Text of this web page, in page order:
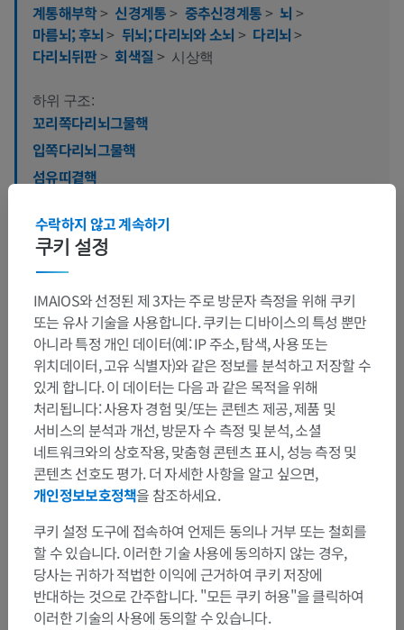
계통해부학> 신경계통> 중추신경계통> 뇌 >
마름뇌; 후뇌> 뒤뇌; 다리뇌와 소뇌 > 다리뇌>
다리뇌뒤판> 회색질 > 시상핵
하위 구조:
꼬리쪽다리뇌그물핵
입쪽다리뇌그물핵
섬유띠곁핵
다리뇌뒤판그물핵
인체 신경 해부학
번역
문제를 발견하셨나요?
수정이나, 번역 또는 콘텐츠 개선에 제안이 있으면 언제든
연락 주세요.
문제 보고
쿠키 설정
수락하지 않고 계속하기
IMAIOS와 선정된 제 3자는 주로 방문자 측정을 위해 쿠키
또는 유사 기술을 사용합니다. 쿠키는 디바이스의 특성 뿐만
아니라 특정 개인 데이터(예: IP 주소, 탐색, 사용 또는
위치데이터, 고유 식별자)와 같은 정보를 분석하고 저장할 수
있게 합니다. 이 데이터는 다음 과 같은 목적을 위해
처리됩니다: 사용자 경험 및/또는 콘텐츠 제공, 제품 및
서비스의 분석과 개선, 방문자 수 측정 및 분석, 소셜
네트워크와의 상호작용, 맞춤형 콘텐츠 표시, 성능 측정 및
콘텐츠 선호도 평가. 더 자세한 사항을 알고 싶으면,
개인정보보호정책을 참조하세요.
쿠키 설정 도구에 접속하여 언제든 동의나 거부 또는 철회를
할 수 있습니다. 이러한 기술 사용에 동의하지 않는 경우,
당사는 귀하가 적법한 이익에 근거하여 쿠키 저장에
반대하는 것으로 간주합니다. "모든 쿠키 허용"을 클릭하여
이러한 기술의 사용에 동의할 수 있습니다.